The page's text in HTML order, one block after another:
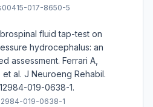
017-8650-5
fluid tap-test on
hydrocephalus: an
assessment. Ferrari A,
et al. J Neuroeng Rehabil.
019-0638-1.
019-0638-1